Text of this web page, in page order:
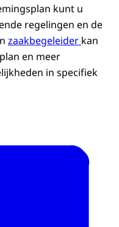
kunt u
regelingen en de
zaakbegeleider kan
en meer
in specifiek